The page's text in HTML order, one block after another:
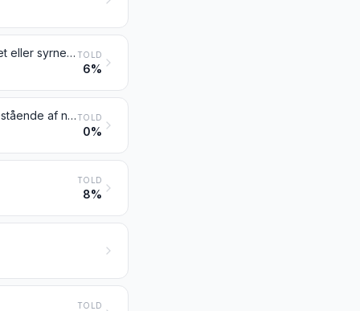
Yoghurt; kærnemælk, koaguleret mælk og fløde, kefir og anden fermenteret eller syrnet mælk og fløde, også koncentreret, tilsat sukker eller andre sødemidler, aromatiseret eller tilsat frugt, nødder eller kakao TOLD
6%
Valle, også koncentreret eller tilsat sukker eller andre sødemidler; varer bestående af naturlige mælkebestanddele, også tilsat sukker eller andre sødemidler, ikke andetsteds tariferet TOLD
0%
TOLD
8%
TOLD